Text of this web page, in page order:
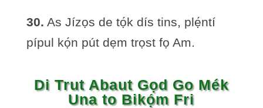
30. As Jízọs de tọ́k dís tins, plẹ́ntí
pípul kọ́n pút dẹm trọst fọ Am.
Di Trut Abaut Gọd Go Mék
Una to Bikọ́m Fri